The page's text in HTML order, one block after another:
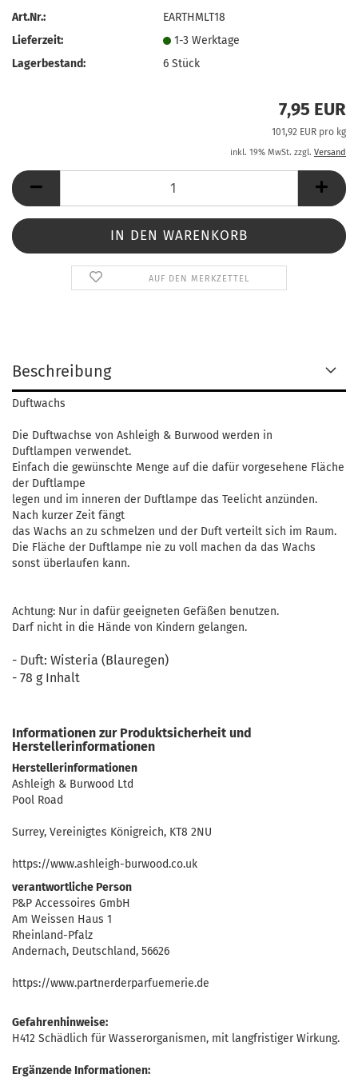
Art.Nr.:
EARTHMLT18
Lieferzeit:
1-3 Werktage
Lagerbestand:
6Stück
7,95 EUR
101,92 EUR pro kg
inkl. 19% MwSt. zzgl. Versand
AUF DEN MERKZETTEL
Beschreibung
Duftwachs
Die Duftwachse von Ashleigh & Burwood werden in
Duftlampen verwendet.
Einfach die gewünschte Menge auf die dafür vorgesehene Fläche
der Duftlampe
legen und im inneren der Duftlampe das Teelicht anzünden.
Nach kurzer Zeit fängt
das Wachs an zu schmelzen und der Duft verteilt sich im Raum.
Die Fläche der Duftlampe nie zu voll machen da das Wachs
sonst überlaufen kann.
Achtung: Nur in dafür geeigneten Gefäßen benutzen.
Darf nicht in die Hände von Kindern gelangen.
- Duft: Wisteria (Blauregen)
- 78 g Inhalt
Informationen zur Produktsicherheit und
Herstellerinformationen
Herstellerinformationen
Ashleigh & Burwood Ltd
Pool Road
Surrey, Vereinigtes Königreich, KT8 2NU
https://www.ashleigh-burwood.co.uk
verantwortliche Person
P&P Accessoires GmbH
Am Weissen Haus 1
Rheinland-Pfalz
Andernach, Deutschland, 56626
https://www.partnerderparfuemerie.de
Gefahrenhinweise:
H412 Schädlich für Wasserorganismen, mit langfristiger Wirkung.
Ergänzende Informationen: